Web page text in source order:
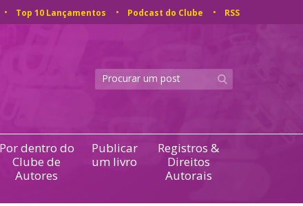
Top 10 Lançamentos Podcast do Clube RSS
Por dentro do
Clube de
Autores
Publicar
um livro
Registros &
Direitos
Autorais